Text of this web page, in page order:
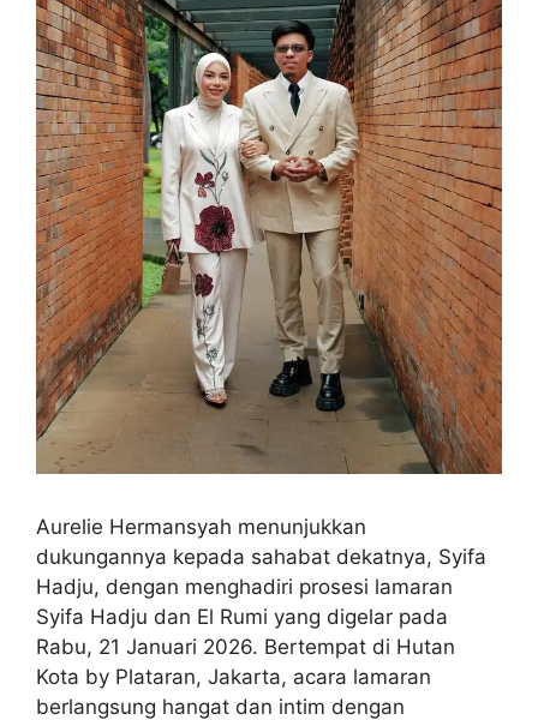
Aurelie Hermansyah menunjukkan
dukungannya kepada sahabat dekatnya, Syifa
Hadju, dengan menghadiri prosesi lamaran
Syifa Hadju dan El Rumi yang digelar pada
Rabu, 21 Januari 2026. Bertempat di Hutan
Kota by Plataran, Jakarta, acara lamaran
berlangsung hangat dan intim dengan